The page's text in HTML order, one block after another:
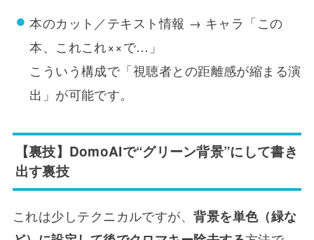
本のカット／テキスト情報 → キャラ「この
本、これこれ××で…」
こういう構成で「視聴者との距離感が縮まる演
出」が可能です。
【裏技】DomoAIで“グリーン背景”にして書き
出す裏技
これは少しテクニカルですが、背景を単色（緑な